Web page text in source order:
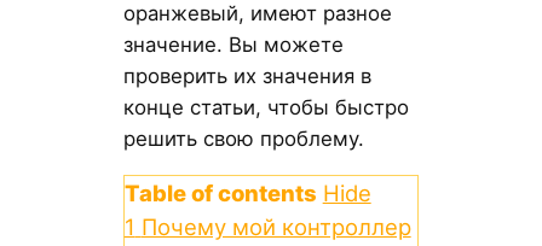
оранжевый, имеют разное
значение. Вы можете
проверить их значения в
конце статьи, чтобы быстро
решить свою проблему.
Table of contents Hide
1 Почему мой контроллер